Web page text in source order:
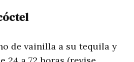
de vainilla a su tequila y